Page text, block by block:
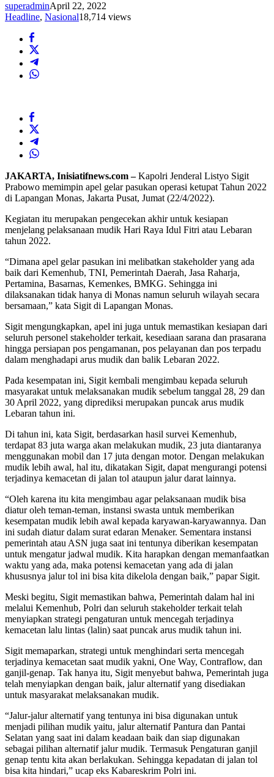
superadminApril 22, 2022
Headline, Nasional18,714 views
JAKARTA, Inisiatifnews.com –Kapolri Jenderal Listyo Sigit
Prabowo memimpin apel gelar pasukan operasi ketupat Tahun 2022
di Lapangan Monas, Jakarta Pusat, Jumat (22/4/2022).
Kegiatan itu merupakan pengecekan akhir untuk kesiapan
menjelang pelaksanaan mudik Hari Raya Idul Fitri atau Lebaran
tahun 2022.
“Dimana apel gelar pasukan ini melibatkan stakeholder yang ada
baik dari Kemenhub, TNI, Pemerintah Daerah, Jasa Raharja,
Pertamina, Basarnas, Kemenkes, BMKG. Sehingga ini
dilaksanakan tidak hanya di Monas namun seluruh wilayah secara
bersamaan,” kata Sigit di Lapangan Monas.
Sigit mengungkapkan, apel ini juga untuk memastikan kesiapan dari
seluruh personel stakeholder terkait, kesediaan sarana dan prasarana
hingga persiapan pos pengamanan, pos pelayanan dan pos terpadu
dalam menghadapi arus mudik dan balik Lebaran 2022.
Pada kesempatan ini, Sigit kembali mengimbau kepada seluruh
masyarakat untuk melaksanakan mudik sebelum tanggal 28, 29 dan
30 April 2022, yang diprediksi merupakan puncak arus mudik
Lebaran tahun ini.
Di tahun ini, kata Sigit, berdasarkan hasil survei Kemenhub,
terdapat 83 juta warga akan melakukan mudik, 23 juta diantaranya
menggunakan mobil dan 17 juta dengan motor. Dengan melakukan
mudik lebih awal, hal itu, dikatakan Sigit, dapat mengurangi potensi
terjadinya kemacetan di jalan tol ataupun jalur darat lainnya.
“Oleh karena itu kita mengimbau agar pelaksanaan mudik bisa
diatur oleh teman-teman, instansi swasta untuk memberikan
kesempatan mudik lebih awal kepada karyawan-karyawannya. Dan
ini sudah diatur dalam surat edaran Menaker. Sementara instansi
pemerintah atau ASN juga saat ini tentunya diberikan kesempatan
untuk mengatur jadwal mudik. Kita harapkan dengan memanfaatkan
waktu yang ada, maka potensi kemacetan yang ada di jalan
khususnya jalur tol ini bisa kita dikelola dengan baik,” papar Sigit.
Meski begitu, Sigit memastikan bahwa, Pemerintah dalam hal ini
melalui Kemenhub, Polri dan seluruh stakeholder terkait telah
menyiapkan strategi pengaturan untuk mencegah terjadinya
kemacetan lalu lintas (lalin) saat puncak arus mudik tahun ini.
Sigit memaparkan, strategi untuk menghindari serta mencegah
terjadinya kemacetan saat mudik yakni, One Way, Contraflow, dan
ganjil-genap. Tak hanya itu, Sigit menyebut bahwa, Pemerintah juga
telah menyiapkan dengan baik, jalur alternatif yang disediakan
untuk masyarakat melaksanakan mudik.
“Jalur-jalur alternatif yang tentunya ini bisa digunakan untuk
menjadi pilihan mudik yaitu, jalur alternatif Pantura dan Pantai
Selatan yang saat ini dalam keadaan baik dan siap digunakan
sebagai pilihan alternatif jalur mudik. Termasuk Pengaturan ganjil
genap tentu kita akan berlakukan. Sehingga kepadatan di jalan tol
bisa kita hindari,” ucap eks Kabareskrim Polri ini.